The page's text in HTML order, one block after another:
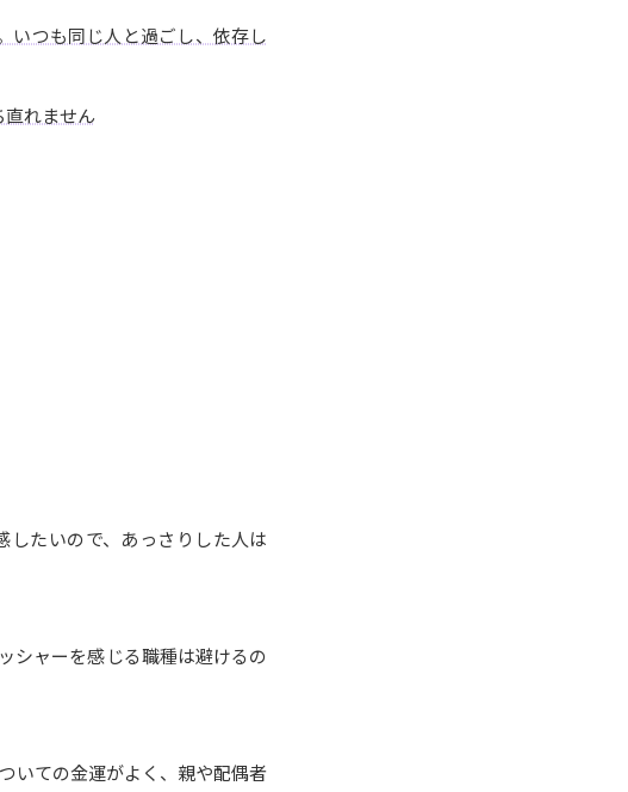
いつも同じ人と過ごし、依存し
れません
したいので、あっさりした人は
シャーを感じる職種は避けるの
いての金運がよく、親や配偶者